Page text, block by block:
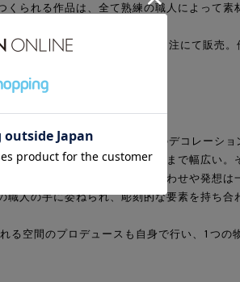
くられる作品は、全て熟練の職人によって素
シリーズ、Spade Chairを受注にて販売
WORLD OF INTERIORS」のデコレーショ
ースからファッションに至るまで幅広い。
ものなど多岐に渡り、組み合わせや発想は
人の手に委ねられ、彫刻的な要素を持ち合
る空間のプロデュースも自身で行い、1つの